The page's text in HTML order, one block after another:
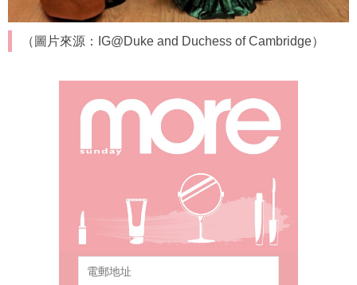
（圖片來源：IG@Duke and Duchess of Cambridge）